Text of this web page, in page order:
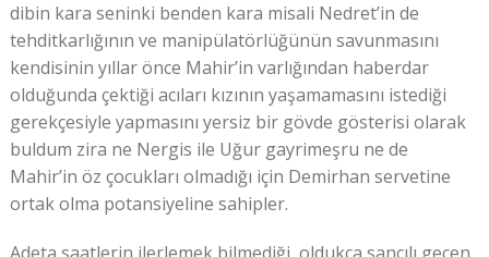
dibin kara seninki benden kara misali Nedret’in de
tehditkarlığının ve manipülatörlüğünün savunmasını
kendisinin yıllar önce Mahir’in varlığından haberdar
olduğunda çektiği acıları kızının yaşamamasını istediği
gerekçesiyle yapmasını yersiz bir gövde gösterisi olarak
buldum zira ne Nergis ile Uğur gayrimeşru ne de
Mahir’in öz çocukları olmadığı için Demirhan servetine
ortak olma potansiyeline sahipler.